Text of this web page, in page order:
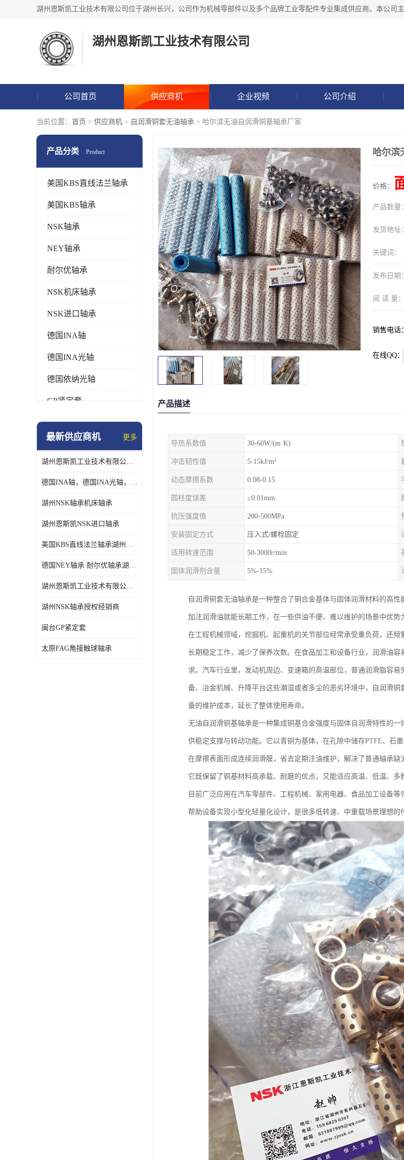
湖州恩斯凯工业技术有限公司
公司首页 供应商机 企业视频 公司介绍
当前位置： 首页 > 供应商机 > 自润滑铜套无油轴承 > 哈尔滨无油自润滑铜基轴承厂家
产品分类 Product
美国KBS直线法兰轴承
美国KBS轴承
NSK轴承
NEY轴承
耐尔优轴承
NSK机床轴承
NSK进口轴承
德国INA轴
德国INA光轴
德国依纳光轴
GP紧定套
SKF轴承
日本NSK进口轴承
德国INA进口轴承
最新供应商机 更多
湖州恩斯凯工业技术有限公司 湖州NSK轴承
德国INA轴，德国INA光轴，德国依纳光轴
湖州NSK轴承机床轴承
湖州恩斯凯NSK进口轴承
美国KBS直线法兰轴承湖州KBS轴承
德国NEY轴承 耐尔优轴承湖州代理商
湖州恩斯凯工业技术有限公司NSK轴承*经销商
湖州NSK轴承授权经销商
闽台GP紧定套
太原FAG角接触球轴承
哈尔滨
价格：
产品数量：
发货地址：
关键词：
发布日期：
阅 读 量：
销售电话：
在线QQ：
产品描述
导热系数值 30-60W/(m·K)
冲击韧性值 5-15kJ/m²
动态摩擦系数 0.08-0.15
圆柱度误差 ≤0.01mm
抗压强度值 200-500MPa
安装固定方式 压入式/螺栓固定
适用转速范围 50-3000r/min
固体润滑剂含量 5%-15%
自润滑铜套无油轴承是一种整合了铜合金基体与固体润滑材料的高
加注润滑油就能长期工作，在一些供油不便、难以维护的场景中优势
在工程机械领域，挖掘机、起重机的关节部位经常承受重负荷，还
长期稳定工作，减少了保养次数。在食品加工和设备行业，润滑油
求。汽车行业里，发动机周边、变速箱的高温部位，普通润滑脂容
备、冶金机械、升降平台这些潮湿或者多尘的恶劣环境中，自润滑
备的维护成本，延长了整体使用寿命。
无油自润滑铜基轴承是一种集成铜基合金强度与固体自润滑特性的
供稳定支撑与转动功能。它以青铜为基体，在孔隙中储存PTFE、石
在摩擦表面形成连续润滑膜，省去定期注油维护，解决了普通轴承缺
它既保留了铜基材料高承载、耐磨的优点，又能适应高温、低温、
目前广泛应用在汽车零部件、工程机械、家用电器、食品加工设备
帮助设备实现小型化轻量化设计，是很多低转速、中重载场景理想的